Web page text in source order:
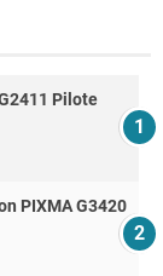
Pilote
PIXMA G3420